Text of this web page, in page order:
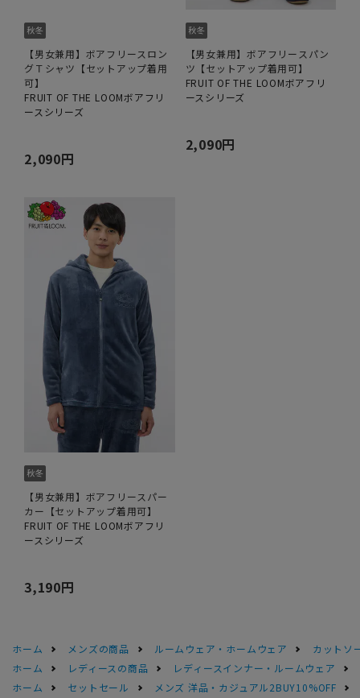
【男女兼用】ボアフリースロン
グＴシャツ【セットアップ着用
可】
FRUIT OF THE LOOMボアフリ
ースシリーズ
2,090円
【男女兼用】ボアフリースパン
ツ【セットアップ着用可】
FRUIT OF THE LOOMボアフリ
ースシリーズ
2,090円
【男女兼用】ボアフリースパー
カー【セットアップ着用可】
FRUIT OF THE LOOMボアフリ
ースシリーズ
3,190円
ホーム メンズの商品 ルームウェア・ホームウェア
カットソ
ホーム
レディースの商品
レディースインナー・ルームウェア
ホーム
セットセール
メンズ 洋品・カジュアル2BUY10%OFF